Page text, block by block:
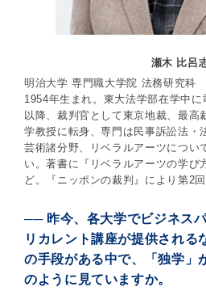
瀬木 比呂
明治大学 専門職大学院 法務研究科
1954年生まれ。東大法学部在学中
以降、裁判官として東京地裁、最高
学教授に転身、専門は民事訴訟法・
芸術諸分野、リベラルアーツについ
い。著書に『リベラルアーツの学び
ど。『ニッポンの裁判』により第2
── 昨今、各大学でビジネス
リカレント講座が提供される
の手段がある中で、「独学」
のように見ていますか。